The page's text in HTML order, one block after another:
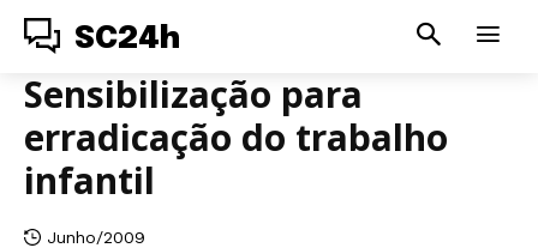
SC24h
Sensibilização para
erradicação do trabalho
infantil
Junho/2009